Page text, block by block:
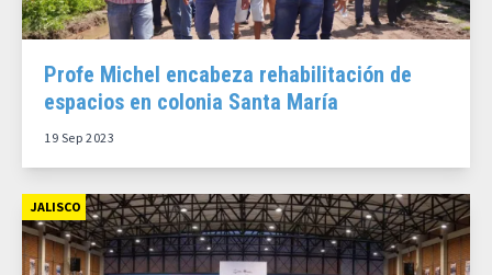
Profe Michel encabeza rehabilitación de
espacios en colonia Santa María
19 Sep 2023
JALISCO